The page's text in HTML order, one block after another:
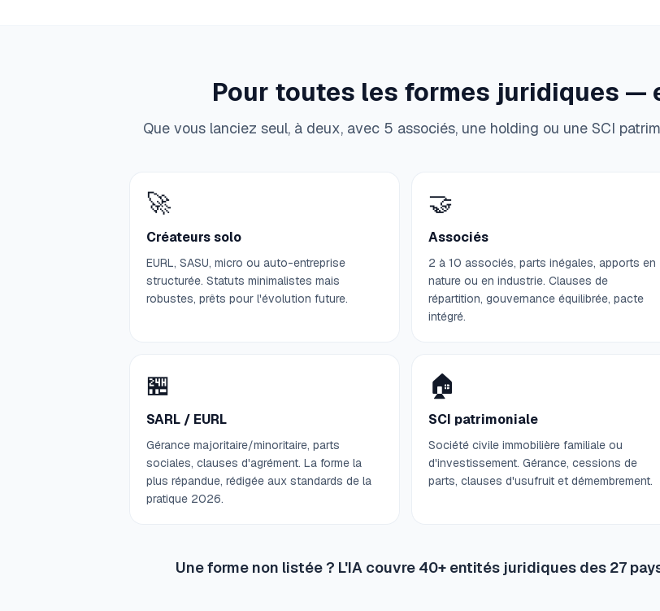
Pour toutes les formes juridiques —
Que vous lanciez seul, à deux, avec 5 associés, une holding ou une SCI
🚀
Créateurs solo
EURL, SASU, micro ou auto-entreprise
structurée. Statuts minimalistes mais
robustes, prêts pour l'évolution future.
🤝
Associés
2 à 10 associés, parts inégales, apports en
nature ou en industrie. Clauses de
répartition, gouvernance équilibrée, pacte
intégré.
🏪
SARL / EURL
Gérance majoritaire/minoritaire, parts
sociales, clauses d'agrément. La forme la
plus répandue, rédigée aux standards de la
pratique 2026.
🏠
SCI patrimoniale
Société civile immobilière familiale ou
d'investissement. Gérance, cessions de
parts, clauses d'usufruit et démembrement.
Une forme non listée ? L'IA couvre 40+ entités juridiques des 27